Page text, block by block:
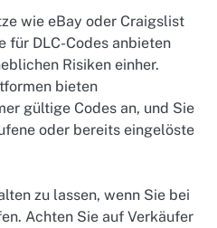
wie eBay oder Craigslist
für DLC-Codes anbieten
Risiken einher.
bieten
gültige Codes an, und Sie
oder bereits eingelöste
zu lassen, wenn Sie bei
Achten Sie auf Verkäufer